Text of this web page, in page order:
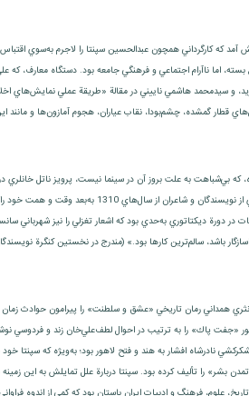
كه كارگرداني همچون عبدالحسين سپنتا را لاجرم به‌سوي
اما ناآرام اجتماعي و فرهنگي جامعه بود. دستگاه‌
و سيدمحمد هاشمي‌ ناييني‌ در مقالة ‌«طريقة‌ عملي‌
قطار گمشده‌، چشم‌بودا، نقاب‌ عياران‌، هجوم‌ آمازون‌ها و
كه بي‌شباهت‌ به‌ علت‌ بروز آن‌ در سينما نيست‌، پرويز ناتل
يافت‌ و ذوق‌ ايجاد و ابداع‌ را تحت‌الشعاع‌
در دورة‌ ديكتاتوري‌ به‌حدي ‌بود كه‌ اشعار تغزلي‌ را نيز
سالم‌ترين‌ كارها بود.» (مندرج در نخستين كنگرة نويسندگان
همداني‌ رمان‌ تاريخي‌ «عشق‌ و سلطنت»‌ را پيرامون ‌حوادث‌ زمان‌
«جفت‌ پاك‌» را به‌ ترتيب‌ در احوال ‌لطف‌علي‌خان‌ زند و فردوسي‌
نادرشاه‌ افشار به‌ هند و فتح‌ لاهور بود؛ به‌ويژه‌ كه‌